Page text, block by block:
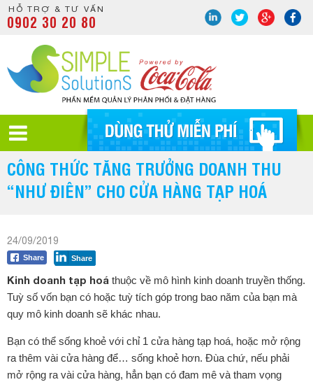
HỖ TRỢ & TƯ VẤN
0902 30 20 80
CÔNG THỨC TĂNG TRƯỞNG DOANH THU
“NHƯ ĐIÊN” CHO CỬA HÀNG TẠP HOÁ
24/09/2019
Share Share
Kinh doanh tạp hoá thuộc về mô hình kinh doanh truyền thống.
Tuỳ số vốn bạn có hoặc tuỳ tích góp trong bao năm của bạn mà
quy mô kinh doanh sẽ khác nhau.
Bạn có thể sống khoẻ với chỉ 1 cửa hàng tạp hoá, hoặc mở rộng
ra thêm vài cửa hàng để… sống khoẻ hơn. Đùa chứ, nếu phải
mở rộng ra vài cửa hàng, hẳn bạn có đam mê và tham vọng